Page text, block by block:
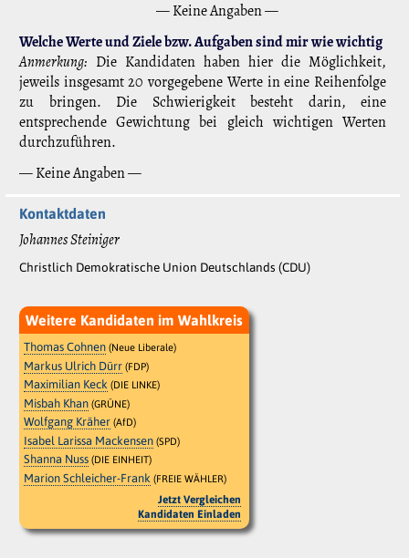
— Keine Angaben —
Welche Werte und Ziele bzw. Aufgaben sind mir wie wichtig
Anmerkung: Die Kandidaten haben hier die Möglichkeit,
jeweils insgesamt 20 vorgegebene Werte in eine Reihenfolge
zu bringen. Die Schwierigkeit besteht darin, eine
entsprechende Gewichtung bei gleich wichtigen Werten
durchzuführen.
— Keine Angaben —
Kontaktdaten
Johannes Steiniger
Christlich Demokratische Union Deutschlands (CDU)
Weitere Kandidaten im Wahlkreis
Thomas Cohnen (Neue Liberale)
Markus Ulrich Dürr (FDP)
Maximilian Keck (DIE LINKE)
Misbah Khan (GRÜNE)
Wolfgang Kräher (AfD)
Isabel Larissa Mackensen (SPD)
Shanna Nuss (DIE EINHEIT)
Marion Schleicher-Frank (FREIE WÄHLER)
Jetzt Vergleichen
Kandidaten Einladen